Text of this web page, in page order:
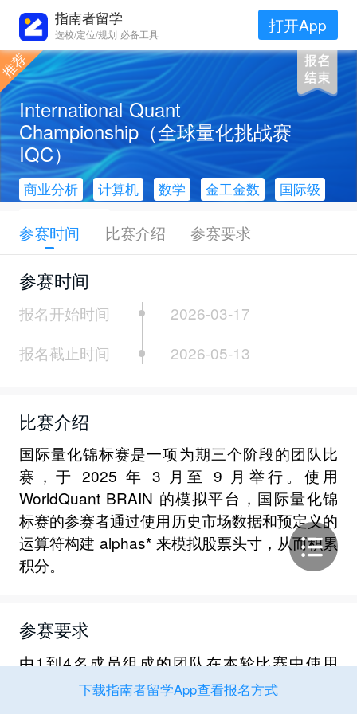
指南者留学
选校/定位/规划 必备工具 打开App
International Quant
Championship（全球量化挑战赛
IQC）
商业分析 计算机 数学 金工金数
国际级
参赛时间 比赛介绍 参赛要求
参赛时间
报名开始时间
2026-03-17
报名截止时间
2026-05-13
比赛介绍
国际量化锦标赛是一项为期三个阶段的团队比
赛，于 2025 年 3 月至 9 月举行。使用
WorldQuant BRAIN 的模拟平台，国际量化锦
标赛的参赛者通过使用历史市场数据和预定义的
运算符构建 alphas* 来模拟股票头寸，从而积累
积分。
参赛要求
由1到4名成员组成的团队在本轮比赛中使用
WorldQuant BRAIN平台创建alphas。所有团队
下载指南者留学App查看报名方式